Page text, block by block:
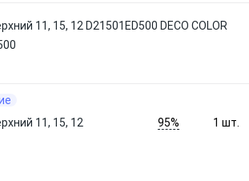
11, 15, 12 D21501ED500 DECO COLOR
11, 15, 12
95% 1 шт.